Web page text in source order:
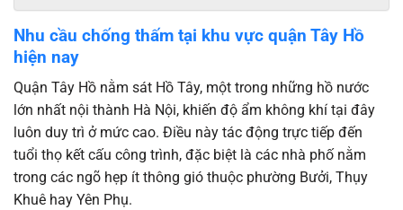
Nhu cầu chống thấm tại khu vực quận Tây Hồ
hiện nay
Quận Tây Hồ nằm sát Hồ Tây, một trong những hồ nước
lớn nhất nội thành Hà Nội, khiến độ ẩm không khí tại đây
luôn duy trì ở mức cao. Điều này tác động trực tiếp đến
tuổi thọ kết cấu công trình, đặc biệt là các nhà phố nằm
trong các ngõ hẹp ít thông gió thuộc phường Bưởi, Thụy
Khuê hay Yên Phụ.